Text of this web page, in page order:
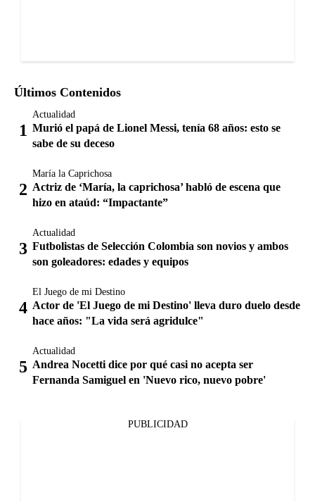
Últimos Contenidos
Actualidad
Murió el papá de Lionel Messi, tenía 68 años: esto se
sabe de su deceso
María la Caprichosa
Actriz de ‘María, la caprichosa’ habló de escena que
hizo en ataúd: “Impactante”
Actualidad
Futbolistas de Selección Colombia son novios y ambos
son goleadores: edades y equipos
El Juego de mi Destino
Actor de 'El Juego de mi Destino' lleva duro duelo desde
hace años: "La vida será agridulce"
Actualidad
Andrea Nocetti dice por qué casi no acepta ser
Fernanda Samiguel en 'Nuevo rico, nuevo pobre'
PUBLICIDAD